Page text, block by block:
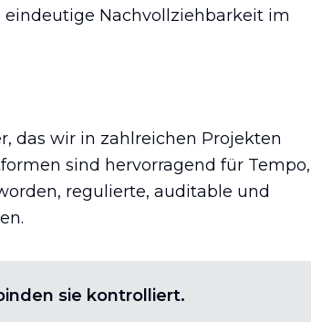
Nachvollziehbarkeit im
das wir in zahlreichen Projekten
sind hervorragend für Tempo,
regulierte, auditable und
sie kontrolliert.